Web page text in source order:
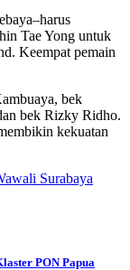
Tae Yong untuk
Keempat pemain
bek
bek Rizky Ridho.
kekuatan
Surabaya
PON Papua